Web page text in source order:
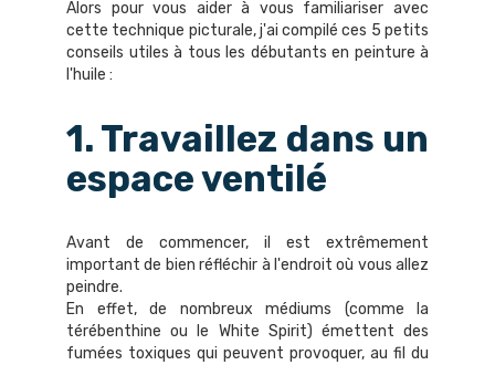
Alors pour vous aider à vous familiariser avec
cette technique picturale, j'ai compilé ces 5 petits
conseils utiles à tous les débutants en peinture à
l'huile :
1. Travaillez dans un
espace ventilé
Avant de commencer, il est extrêmement
important de bien réfléchir à l'endroit où vous allez
peindre.
En effet, de nombreux médiums (comme la
térébenthine ou le White Spirit) émettent des
fumées toxiques qui peuvent provoquer, au fil du